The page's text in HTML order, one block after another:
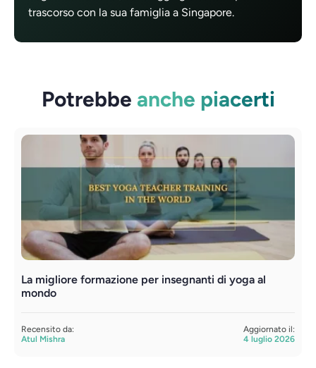
trascorso con la sua famiglia a Singapore.
Potrebbe anche piacerti
La migliore formazione per insegnanti di yoga al
mondo
Recensito da:
Atul Mishra
Aggiornato il:
4 luglio 2026